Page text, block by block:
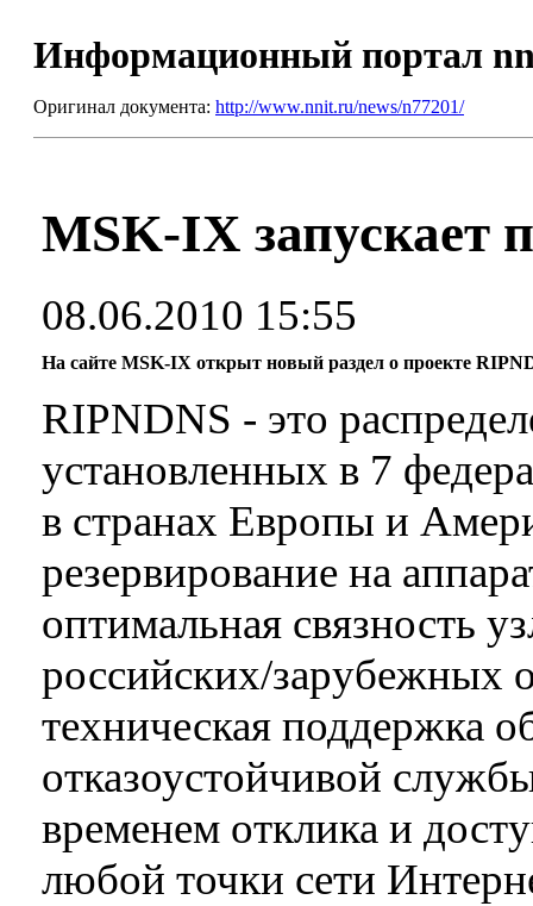
Информационный портал
Оригинал документа: http://www.nnit.ru/news/n77201/
MSK-IX запускает
08.06.2010 15:55
На сайте MSK-IX открыт новый раздел о проекте
RIPNDNS - это
установленных в 7
в странах Европы и
резервирование на
оптимальная связность
российских/зарубежных
техническая поддержка
отказоустойчивой
временем отклика и
любой точки сети